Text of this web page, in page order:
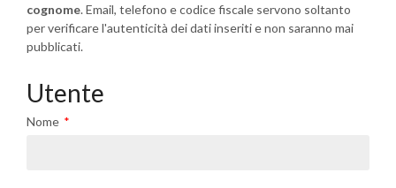
cognome. Email, telefono e codice fiscale servono soltanto
per verificare l'autenticità dei dati inseriti e non saranno mai
pubblicati.
Utente
Nome